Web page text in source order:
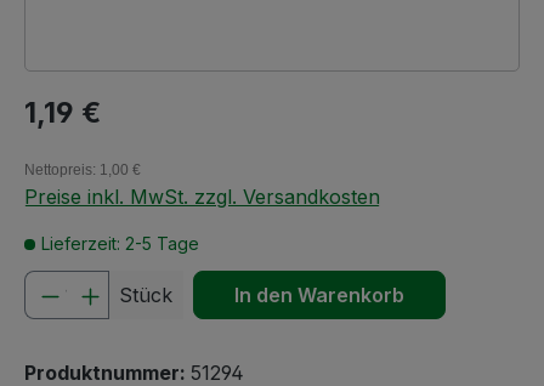
Regulärer Preis:
1,19 €
Nettopreis: 1,00 €
Preise inkl. MwSt. zzgl. Versandkosten
Lieferzeit: 2-5 Tage
Produkt Anzahl: Gib den gewünschten
Stück In den Warenkorb
Produktnummer: 51294